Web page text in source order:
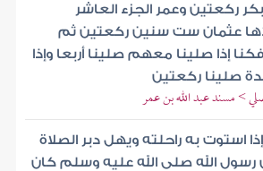
ركعتين وعمر الجزء العاشر
عثمان ست سنين ركعتين ثم
إذا صلينا معهم صلينا أربعا وإذا
صلينا ركعتين
> مسند عبد الله بن عمر
استوت به راحلته ويهل دبر الصلاة
رسول الله صلى الله عليه وسلم كان